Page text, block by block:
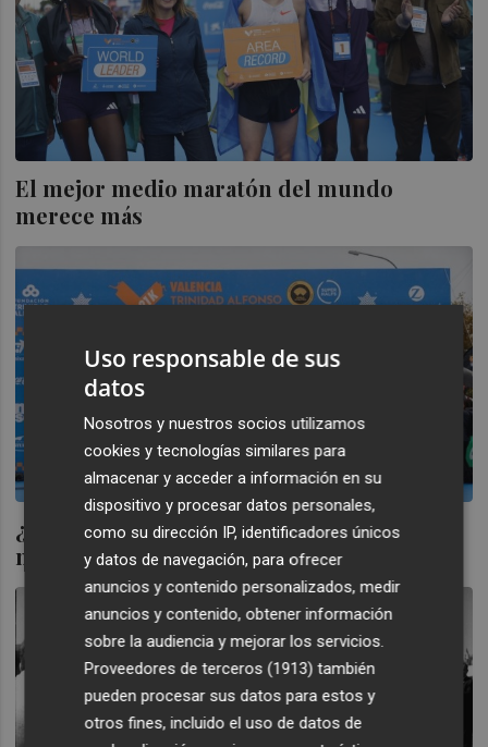
El mejor medio maratón del mundo
merece más
¿Cuál es el récord del mundo de medio
maratón?
Uso responsable de sus
datos
Nosotros y nuestros socios utilizamos
cookies y tecnologías similares para
almacenar y acceder a información en su
dispositivo y procesar datos personales,
como su dirección IP, identificadores únicos
y datos de navegación, para ofrecer
anuncios y contenido personalizados, medir
anuncios y contenido, obtener información
sobre la audiencia y mejorar los servicios.
Proveedores de terceros (1913) también
pueden procesar sus datos para estos y
otros fines, incluido el uso de datos de